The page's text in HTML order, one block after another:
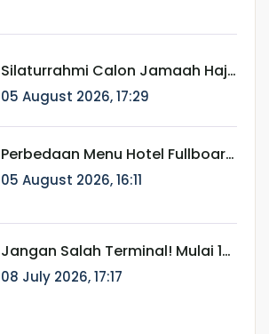
Silaturrahmi Calon Jamaah Haji
Munatour 1448 H/2026:
Komitmen Mendampingi
Jamaah Sejak Pendaftaran
hingga Pasca Haji
05 August 2026, 17:29
Perbedaan Menu Hotel Fullboard
Internasional dan Fullboard
Fareast untuk Haji & Umroh
05 August 2026, 16:11
Jangan Salah Terminal! Mulai 1
Juli 2026, Jamaah Umroh
Berangkat melalui Terminal 2
08 July 2026, 17:17